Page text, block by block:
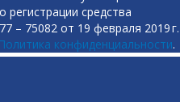
регистрации средства
– 75082 от 19 февраля 2019 г.
Политика конфиденциальности.